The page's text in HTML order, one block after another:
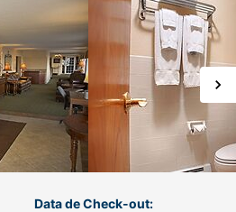
Data de Check-out: